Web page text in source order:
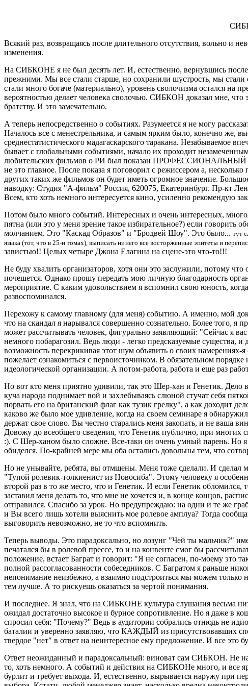
Всякий раз, возвращаясь после длительного отсутствия, вольно и
изменения.
На СИБКОНЕ я не был десять лет. И, естественно, вернувшись
прежними. Мы все стали старше, но сохранили шустрость, мы стали
стали много богаче (материально), уровень сволочизма остался
вероятностью делает человека сволочью. СИБКОН доказал мне,
братству. И это замечательно.
А теперь непосредственно о событиях. Разумеется я не могу
Началось все с менестрельника, и самым ярким было, конечно же,
среднестатистического мадагаскарского таракана. Незабываемое
бывает с глобальными событиями, начало их проходит
любительских фильмов о РИ был показан ПРОФЕССИОНАЛЬНЫЙ
не это главное. После показа я поговорил с режиссером а,
других таких же фильмов он будет иметь огромное значение.
наводку: Студия "А-фильм" Россия, 620075, Екатеринбург. Пр-кт
Всем, кто хоть немного интересуется кино, усиленно рекомендую
Потом было много событий. Интересных и очень интересных,
пятна (или это у меня зрение такое избирательное?) если
молчанием. Это "Каскад Образов" и "Бродвей Шоу". Это было... тут
языка (тот, что в 25-и томах), выписать из него все восторженные эпитеты и
завистью!! Целых четыре Джона Елагина на сцене-это что-то!!!
Не буду хвалить организаторов, хотя они это заслужили, потому
почешется. Однако прошу передать мою личную благодарность
мероприятие. С каким удовольствием я вспомнил свою юность,
развоспоминался.
Перехожу к самому главному (для меня) событию. А именно, мой
что на скандал я нарывался совершенно сознательно. Более того,
может рассчитывать человек, фигурально заявляющий: "Сейчас я
немного побарагозил. Ведь люди - легко предсказуемые
возможность перекрикивая этот шум объявить о своих
пожелает ознакомиться с первоисточником. В обязательном
идеологической организации. А потом-работа, работа и еще раз
Но вот кто меня приятно удивили, так это Шер-хан и Генетик. Дело
куча народа поднимает вой и захлебываясь слюной стучат себя
порвать его на британский флаг как тузик грелку", а как доходит
каково же было мое удивление, когда на своем семинаре я
держат свое слово. Вы честно старались меня закопать, и не ваша
Довожу до всеобщего сведения, что Генетик публично, при многих
:). С Шер-ханом было сложне. Все-таки он очень умный парень. Но я
обиделся. По-крайней мере мы оба остались довольны тем, что
Но не унывайте, ребята, вы отмщены. Меня тоже сделали. И сделал
"Тупой ролевик-толкиенист из Новосиба". Этому человеку я
второй раз в то же место, что и Генетик. И если Генетик обломился,
заставил меня делать то, что мне не хочется и, в конце концов,
отправился. Спасибо за урок. Но предупреждаю: на одни и те же
и Вы всего лишь хотели выяснить мое ролевое амплуа? Тогда
выговорить невозможно, не то что вспомнить.
Теперь выводы. Это парадоксально, но лозунг "Чей ты мальчик?"
печатался бы в ролевой прессе, то и на конвенте смог бы
положение, встает Баграт и говорит: "Я не согласен, по-моему это
полной рассогласованности собеседников. С Багратом я раньше
непонимание неизбежно, а взаимно подстроиться мы можем только
тем лучше. А то рискуешь оказаться за чертой понимания.
И последнее. Я знал, что на СИБКОНЕ культура слушания весьма
ожидал достаточно высокое и бурное сопротивление. Но я даже в
спросил себя: "Почему?" Ведь в аудитории собрались отнюдь не
баталии и уверенно заявляю, что КАЖДЫЙ из присутствовавших
твердое "нет" в ответ на неинтересное ему предложение. И все
Ответ неожиданный и парадоксальный: виноват сам СИБКОН. Не
то, хоть немного. А событий и действия на СИБКОНе много, и все
бурлит и требует выхода. И, естественно, вырывается наружу при